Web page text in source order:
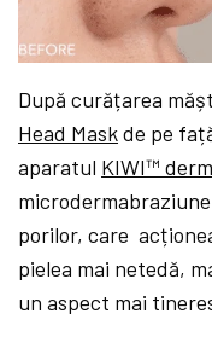
După curățarea
Head Maskde pe
aparatul KIWI™
porilor, care
pielea mai netedă,
un aspect mai